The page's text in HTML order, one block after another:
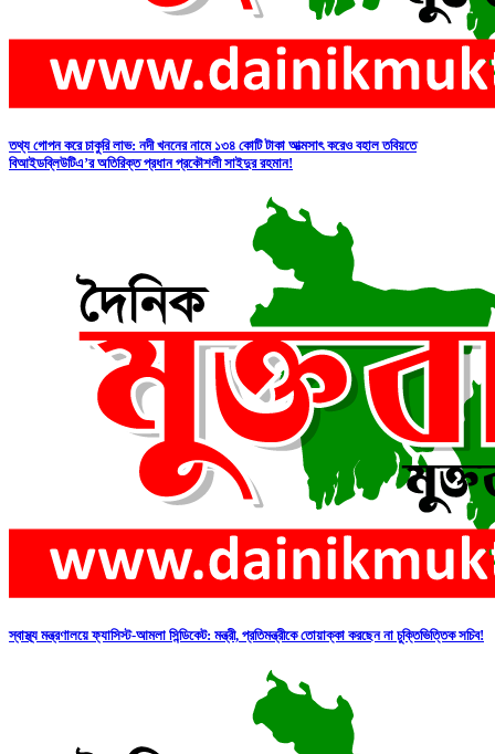
তথ্য গোপন করে চাকুরি লাভ: নদী খননের নামে ১৩৪ কোটি টাকা আত্মসাৎ করেও বহাল তবিয়তে
বিআইডব্লিউটিএ’র অতিরিক্ত প্রধান প্রকৌশলী সাইদুর রহমান!
স্বাস্থ্য মন্ত্রণালয়ে ফ্যাসিস্ট-আমলা সিন্ডিকেট: মন্ত্রী, প্রতিমন্ত্রীকে তোয়াক্কা করছেন না চুক্তিভিত্তিক সচিব!